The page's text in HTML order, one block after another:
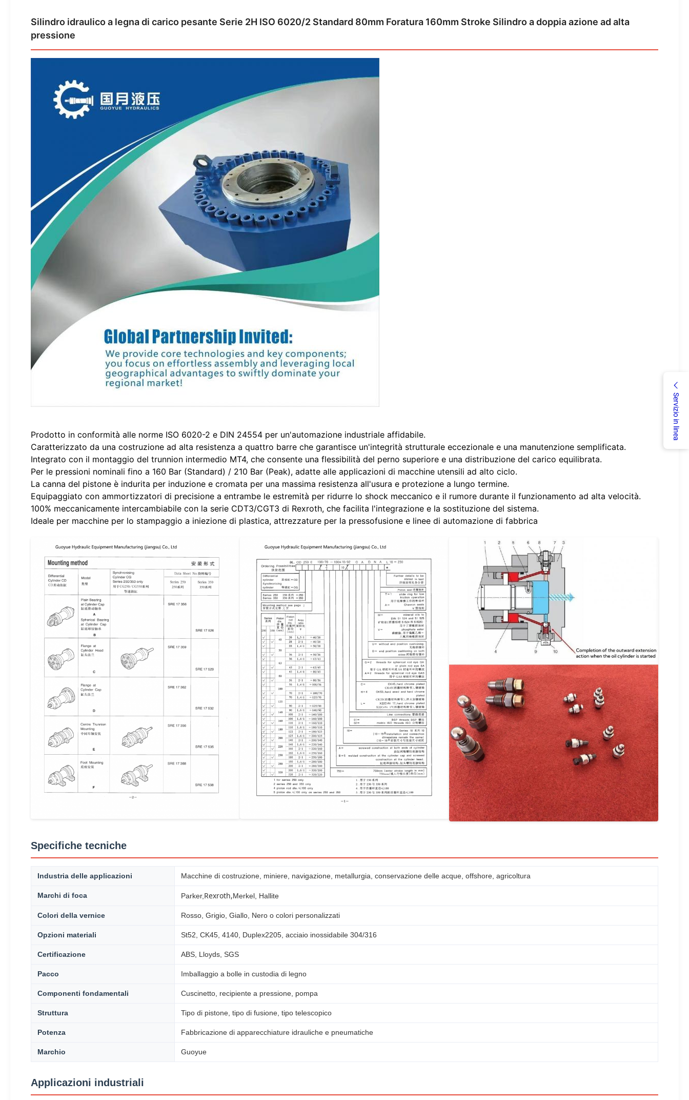
Servizio in linea
Silindro idraulico a legna di carico pesante Serie 2H ISO 6020/2 Standard 80mm Foratura 160mm Stroke Silindro a doppia azione ad alta
pressione
Prodotto in conformità alle norme ISO 6020-2 e DIN 24554 per un'automazione industriale affidabile.
Caratterizzato da una costruzione ad alta resistenza a quattro barre che garantisce un'integrità strutturale eccezionale e una manutenzione semplificata.
Integrato con il montaggio del trunnion intermedio MT4, che consente una flessibilità del perno superiore e una distribuzione del carico equilibrata.
Per le pressioni nominali fino a 160 Bar (Standard) / 210 Bar (Peak), adatte alle applicazioni di macchine utensili ad alto ciclo.
La canna del pistone è indurita per induzione e cromata per una massima resistenza all'usura e protezione a lungo termine.
Equipaggiato con ammortizzatori di precisione a entrambe le estremità per ridurre lo shock meccanico e il rumore durante il funzionamento ad alta velocità.
100% meccanicamente intercambiabile con la serie CDT3/CGT3 di Rexroth, che facilita l'integrazione e la sostituzione del sistema.
Ideale per macchine per lo stampaggio a iniezione di plastica, attrezzature per la pressofusione e linee di automazione di fabbrica
Specifiche tecniche
Industria delle applicazioni Macchine di costruzione, miniere, navigazione, metallurgia, conservazione delle acque, offshore, agricoltura
Marchi di foca Parker, Rexroth,Merkel, Hallite
Colori della vernice Rosso, Grigio, Giallo, Nero o colori personalizzati
Opzioni materiali St52, CK45, 4140, Duplex2205, acciaio inossidabile 304/316
Certificazione ABS, Lloyds, SGS
Pacco Imballaggio a bolle in custodia di legno
Componenti fondamentali Cuscinetto, recipiente a pressione, pompa
Struttura Tipo di pistone, tipo di fusione, tipo telescopico
Potenza Fabbricazione di apparecchiature idrauliche e pneumatiche
Marchio Guoyue
Applicazioni industriali